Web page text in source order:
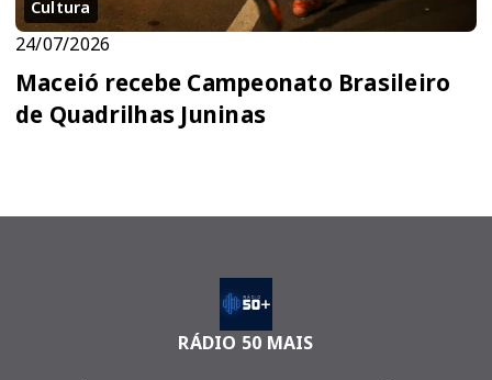
Cultura
24/07/2026
Maceió recebe Campeonato Brasileiro
de Quadrilhas Juninas
RÁDIO 50 MAIS